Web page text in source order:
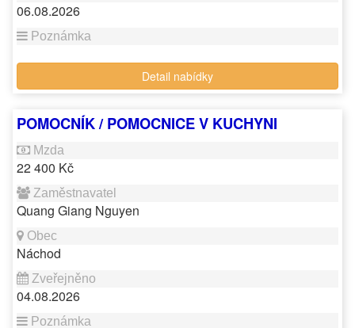
06.08.2026
Detail nabídky
POMOCNÍK / POMOCNICE V KUCHYNI
22 400 Kč
Quang Giang Nguyen
Náchod
04.08.2026